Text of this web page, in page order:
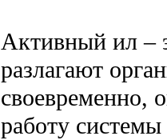
Активный ил –
разлагают
своевременно,
работу системы